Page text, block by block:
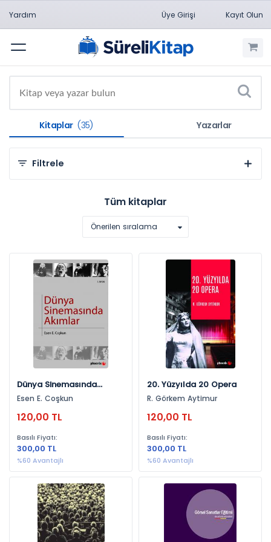
Yardım Üye Girişi Kayıt Olun
Menü
Kitaplar (35) Yazarlar
Filtrele
Sosyal ve Beşeri Bilimler (15)
Konulara Göre
Sanat (35)
Yayınevlerine Göre
Phoenix Yayınevi (9)
Pegem Akademi Yayıncılık (8)
Literatür Yayıncılık (8)
Gazi Kitabevi (6)
Astana Yayınları (1)
Yıllara Göre
2025 (5)
2021 (5)
2017 (4)
Tüm kitaplar
Önerilen sıralama
Dünya Sinemasında
Akımlar
Esen E. Coşkun
120,00 TL
Basılı Fiyatı:
300,00 TL
%60 Avantajlı
20. Yüzyılda 20 Opera
R. Görkem Aytimur
120,00 TL
Basılı Fiyatı:
300,00 TL
%60 Avantajlı